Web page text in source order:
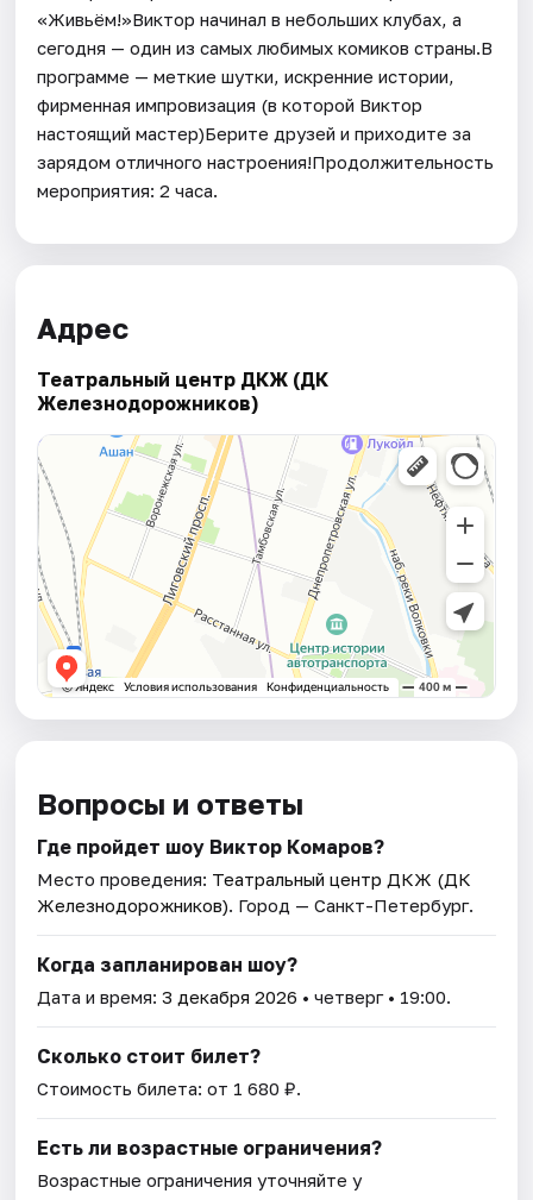
«Живьём!»Виктор начинал в небольших клубах, а
сегодня — один из самых любимых комиков страны.В
программе — меткие шутки, искренние истории,
фирменная импровизация (в которой Виктор
настоящий мастер)Берите друзей и приходите за
зарядом отличного настроения!Продолжительность
мероприятия: 2 часа.
Адрес
Театральный центр ДКЖ (ДК
Железнодорожников)
Вопросы и ответы
Где пройдет шоу Виктор Комаров?
Место проведения: Театральный центр ДКЖ (ДК
Железнодорожников). Город — Санкт-Петербург.
Когда запланирован шоу?
Дата и время:3 декабря 2026 • четверг • 19:00.
Сколько стоит билет?
Стоимость билета: от 1 680 ₽.
Есть ли возрастные ограничения?
Возрастные ограничения уточняйте у